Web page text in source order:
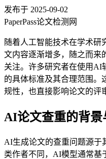
发布于 2025-09-02
PaperPass论文检测网
随着人工智能技术在学术
文内容逐渐增多，随之而来
关注。许多研究者在使用AI
的具体标准及其合理范围。
规性，也直接影响论文的评
AI论文查重的背景
AI生成论文的查重问题源于
类作者不同，AI模型通常基